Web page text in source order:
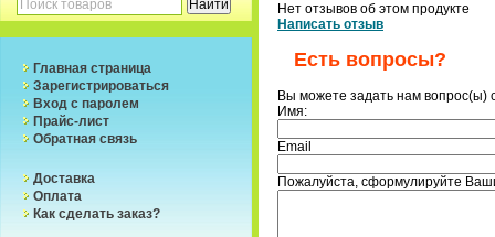
Главная страница
Зарегистрироваться
Вход с паролем
Прайс-лист
Обратная связь
Доставка
Оплата
Как сделать заказ?
Нет отзывов об этом продукте
Написать отзыв
Есть вопросы?
Вы можете задать нам
Имя:
Email
Пожалуйста, сформулируйте